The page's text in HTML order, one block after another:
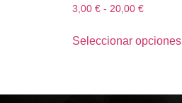
3,00 € - 20,00 €
Seleccionar opciones